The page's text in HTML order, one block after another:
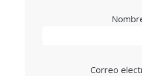
Correo